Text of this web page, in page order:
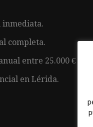
completa.
entre 25.000 € y
en Lérida.